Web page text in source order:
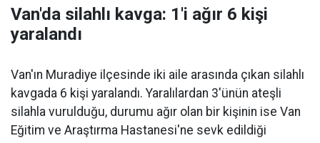
Van'da silahlı kavga: 1'i ağır 6 kişi
yaralandı
Van'ın Muradiye ilçesinde iki aile arasında çıkan silahlı
kavgada 6 kişi yaralandı. Yaralılardan 3'ünün ateşli
silahla vurulduğu, durumu ağır olan bir kişinin ise Van
Eğitim ve Araştırma Hastanesi'ne sevk edildiği